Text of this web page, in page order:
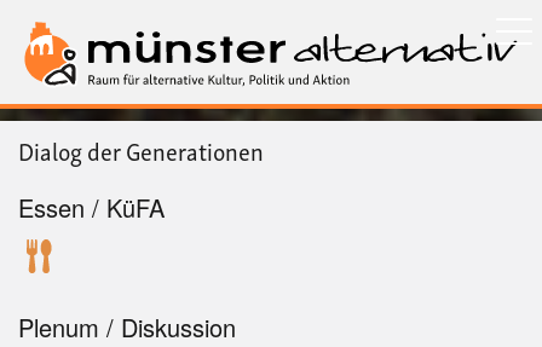
zum
Inhalt
Dialog der Generationen
Essen / KüFA
Plenum / Diskussion